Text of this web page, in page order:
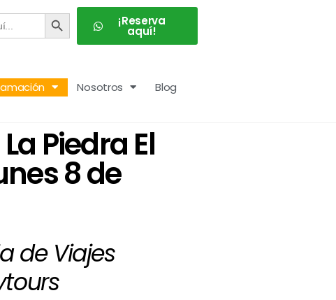
BOTÓN DE BÚSQUEDA
¡Reserva
aquí!
Nosotros Blog
Piedra El
8 de
de Viajes